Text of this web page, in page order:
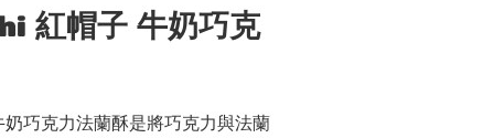
紅帽子 牛奶巧克
巧克力法蘭酥是將巧克力與法蘭